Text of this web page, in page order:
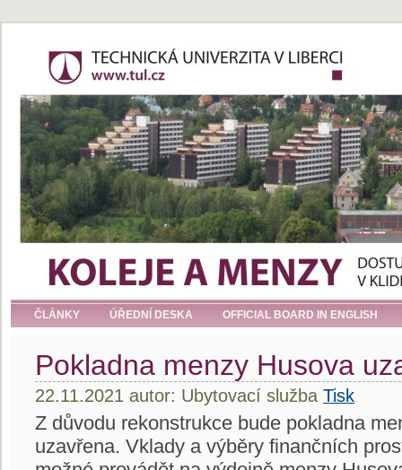
ČLÁNKY ÚŘEDNÍ DESKA OFFICIAL BOARD IN ENGLISH
Pokladna menzy Husova
22.11.2021 autor: Ubytovací služba Tisk
Z důvodu rekonstrukce bude pokladna
uzavřena. Vklady a výběry finančních